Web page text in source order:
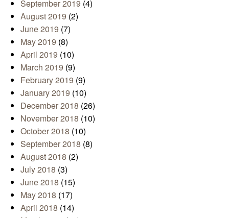
September 2019 (4)
August 2019 (2)
June 2019 (7)
May 2019 (8)
April 2019 (10)
March 2019 (9)
February 2019 (9)
January 2019 (10)
December 2018 (26)
November 2018 (10)
October 2018 (10)
September 2018 (8)
August 2018 (2)
July 2018 (3)
June 2018 (15)
May 2018 (17)
April 2018 (14)